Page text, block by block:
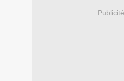
Publicité